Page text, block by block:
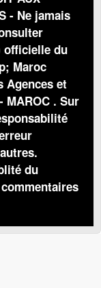
- Ne jamais
officielle du
Maroc
Agences et
MAROC . Sur
du